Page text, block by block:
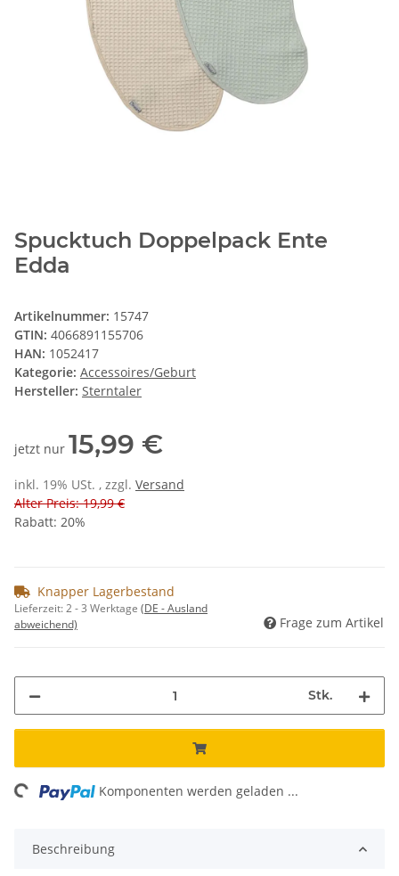
Spucktuch Doppelpack Ente
Edda
Artikelnummer: 15747
GTIN: 4066891155706
HAN: 1052417
Kategorie: Accessoires/Geburt
Hersteller: Sterntaler
jetzt nur 15,99 €
inkl. 19% USt. , zzgl. Versand
Alter Preis: 19,99 €
Rabatt: 20%
Knapper Lagerbestand
Lieferzeit:2 - 3 Werktage (DE - Ausland
abweichend)
Frage zum Artikel
Stk.
Komponenten werden geladen ...
Beschreibung